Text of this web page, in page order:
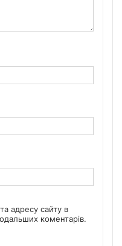
адресу сайту в
коментарів.